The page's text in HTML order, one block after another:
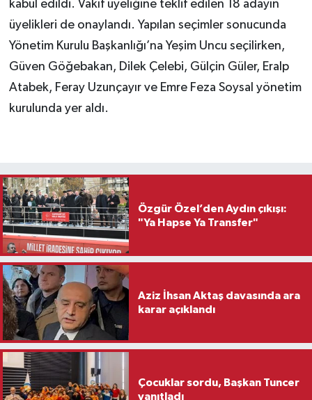
kabul edildi. Vakıf üyeliğine teklif edilen 18 adayın
üyelikleri de onaylandı. Yapılan seçimler sonucunda
Yönetim Kurulu Başkanlığı’na Yeşim Uncu seçilirken,
Güven Göğebakan, Dilek Çelebi, Gülçin Güler, Eralp
Atabek, Feray Uzunçayır ve Emre Feza Soysal yönetim
kurulunda yer aldı.
Özgür Özel’den Aydın çıkışı:
"Ya Hapse Ya Transfer"
Aziz İhsan Aktaş davasında ara
karar açıklandı
Çocuklar sordu, Başkan Tuncer
yanıtladı